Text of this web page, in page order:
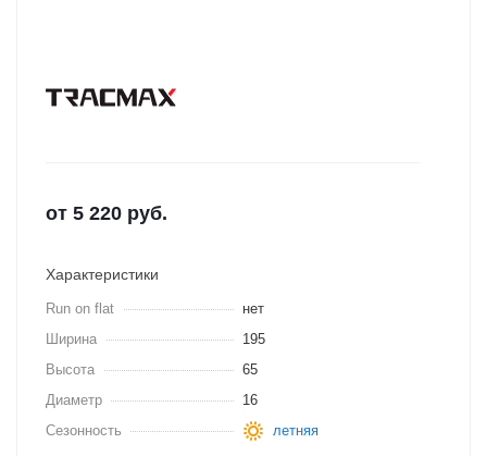
от 5 220 руб.
Характеристики
Run on flat
нет
Ширина
195
Высота
65
Диаметр
16
Сезонность
летняя